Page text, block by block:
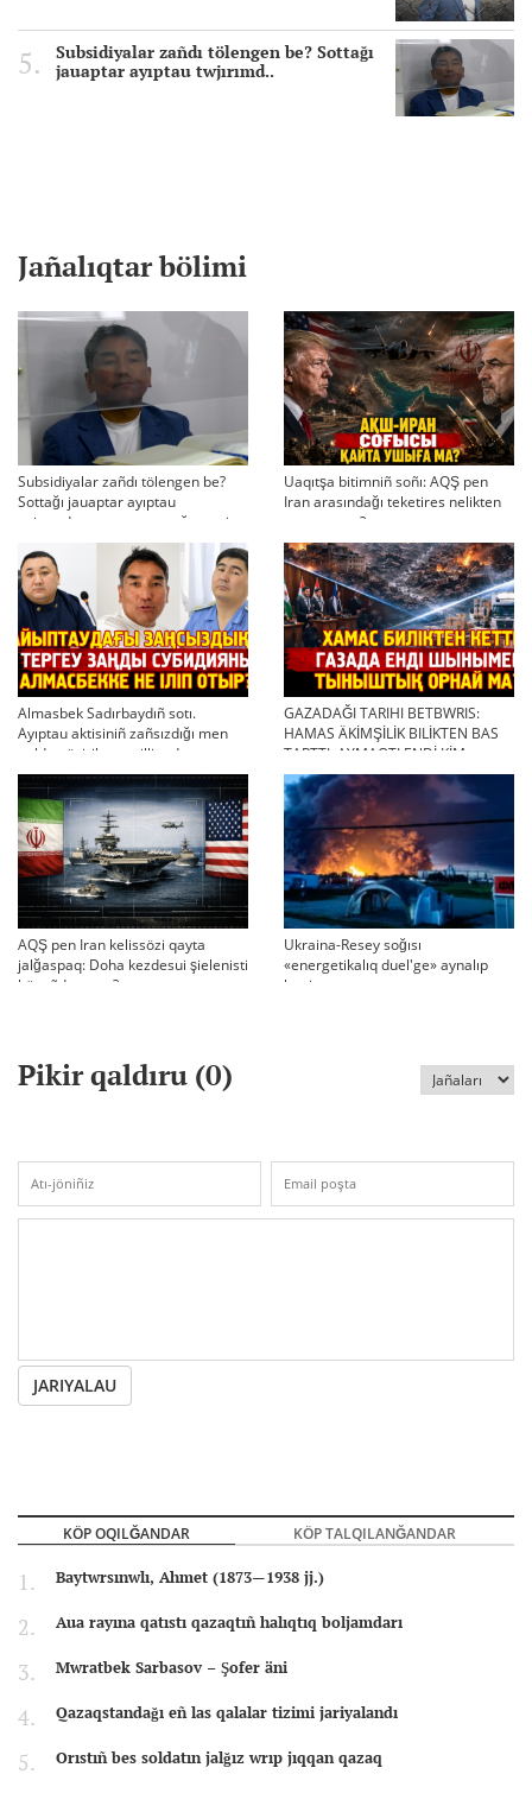
Subsidiyalar zañdı tölengen be? Sottağı
jauaptar ayıptau twjırımd..
Jañalıqtar bölimi
Subsidiyalar zañdı tölengen be?
Sottağı jauaptar ayıptau
twjırımdarın qayta qarauğa negiz
bola ala ma?
Uaqıtşa bitimniñ soñı: AQŞ pen
Iran arasındağı teketires nelikten
qayta uşıqtı?
Almasbek Sadırbaydıñ sotı.
Ayıptau aktisiniñ zañsızdığı men
qoldan ösirilgen milliondar
GAZADAĞI TARIHI BETBWRIS:
HAMAS ÄKİMŞİLİK BILİKTEN BAS
TARTTI. AYMAQTI ENDİ KİM
BASQARADI?
AQŞ pen Iran kelissözi qayta
jalğaspaq: Doha kezdesui şielenisti
bäseñdete me?
Ukraina-Resey soğısı
«energetikalıq duel'ge» aynalıp
ketti
Pikir qaldıru (0)
JARIYALAU
KÖP OQILĞANDAR KÖP TALQILANĞANDAR
Baytwrsınwlı, Ahmet (1873—1938 jj.)
Aua rayına qatıstı qazaqtıñ halıqtıq boljamdarı
Mwratbek Sarbasov – Şofer äni
Qazaqstandağı eñ las qalalar tizimi jariyalandı
Orıstıñ bes soldatın jalğız wrıp jıqqan qazaq